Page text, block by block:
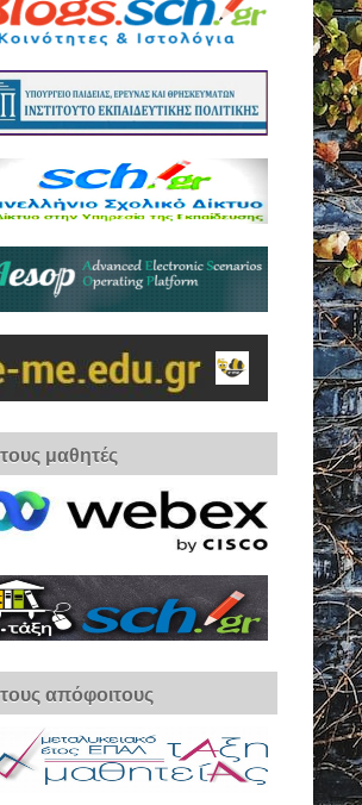
τους μαθητές
τους απόφοιτους